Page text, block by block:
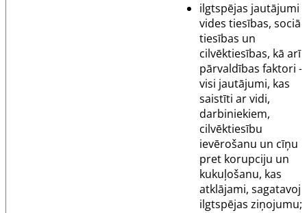
ilgtspējas jautājumi
vides tiesības,
tiesības un
cilvēktiesības, kā arī
pārvaldības faktori –
visi jautājumi, kas
saistīti ar vidi,
darbiniekiem,
cilvēktiesību
ievērošanu un cīņu
pret korupciju un
kukuļošanu, kas
atklājami,
ilgtspējas ziņojumu;